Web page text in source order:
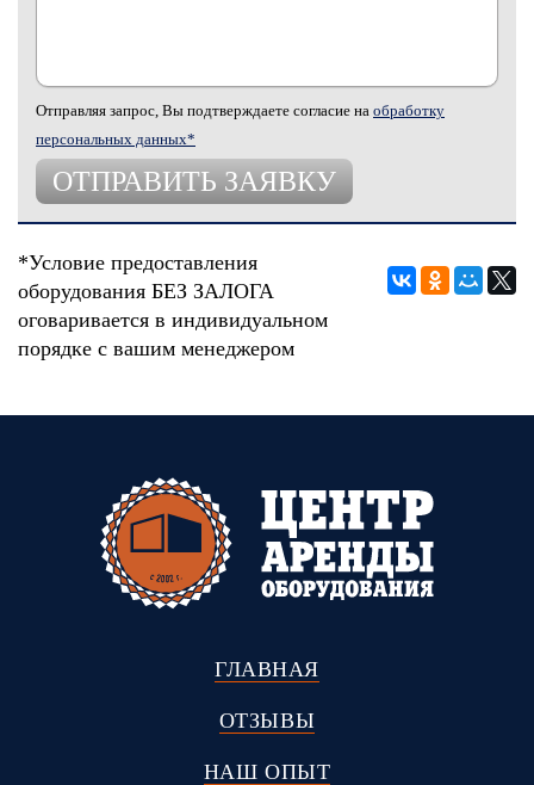
Отправляя запрос, Вы подтверждаете согласие на обработку
персональных данных*
*Условие предоставления
оборудования БЕЗ ЗАЛОГА
оговаривается в индивидуальном
порядке с вашим менеджером
ГЛАВНАЯ
ОТЗЫВЫ
НАШ ОПЫТ